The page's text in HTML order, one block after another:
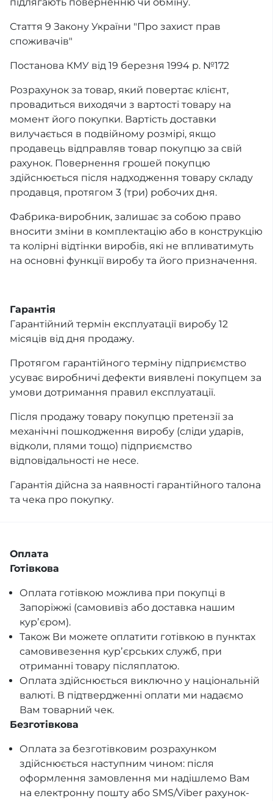
Стаття 9 Закону України "Про захист прав
споживачів"
Постанова КМУ від 19 березня 1994 р. №172
Розрахунок за товар, який повертає клієнт,
провадиться виходячи з вартості товару на
момент його покупки. Вартість доставки
вилучається в подвійному розмірі, якщо
продавець відправляв товар покупцю за свій
рахунок. Повернення грошей покупцю
здійснюється після надходження товару складу
продавця, протягом 3 (три) робочих дня.
Фабрика-виробник, залишає за собою право
вносити зміни в комплектацію або в конструкцію
та колірні відтінки виробів, які не впливатимуть
на основні функції виробу та його призначення.
Гарантія
Гарантійний термін експлуатації виробу 12
місяців від дня продажу.
Протягом гарантійного терміну підприємство
усуває виробничі дефекти виявлені покупцем за
умови дотримання правил експлуатації.
Після продажу товару покупцю претензії за
механічні пошкодження виробу (сліди ударів,
відколи, плями тощо) підприємство
відповідальності не несе.
Гарантія дійсна за наявності гарантійного талона
та чека про покупку.
Оплата
Готівкова
Оплата готівкою можлива при покупці в
Запоріжжі (самовивіз або доставка нашим
курʼєром).
Також Ви можете оплатити готівкою в пунктах
самовивезення курʼєрських служб, при
отриманні товару післяплатою.
Оплата здійснюється виключно у національній
валюті. В підтвердженні оплати ми надаємо
Вам товарний чек.
Безготівкова
Оплата за безготівковим розрахунком
здійснюється наступним чином: після
оформлення замовлення ми надішлемо Вам
на електронну пошту або SMS/Viber рахунок-